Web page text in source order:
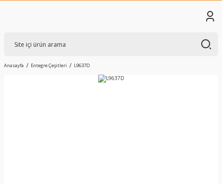
Anasayfa Entegre Çeşitleri L9637D